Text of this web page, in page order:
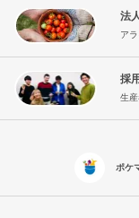
法
ア
採
生
ポケ